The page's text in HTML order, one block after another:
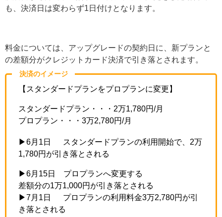
も、決済日は変わらず1日付けとなります。
料金については、アップグレードの契約日に、新プランと
の差額分がクレジットカード決済で引き落とされます。
決済のイメージ
【スタンダードプランをプロプランに変更】
スタンダードプラン・・・2万1,780円/月
プロプラン・・・3万2,780円/月
▶6月1日 スタンダードプランの利用開始で、2万
1,780円が引き落とされる
▶6月15日 プロプランへ変更する
差額分の1万1,000円が引き落とされる
▶7月1日 プロプランの利用料金3万2,780円が引
き落とされる